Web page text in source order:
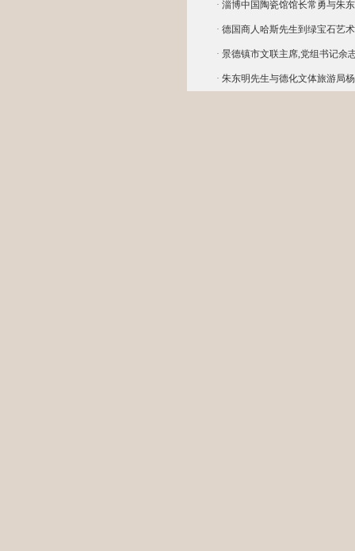
· 淄博中国陶瓷馆馆长常勇与朱
· 德国商人哈斯先生到绿宝石艺
· 景德镇市文联主席,党组书记余
· 朱东明先生与德化文体旅游局